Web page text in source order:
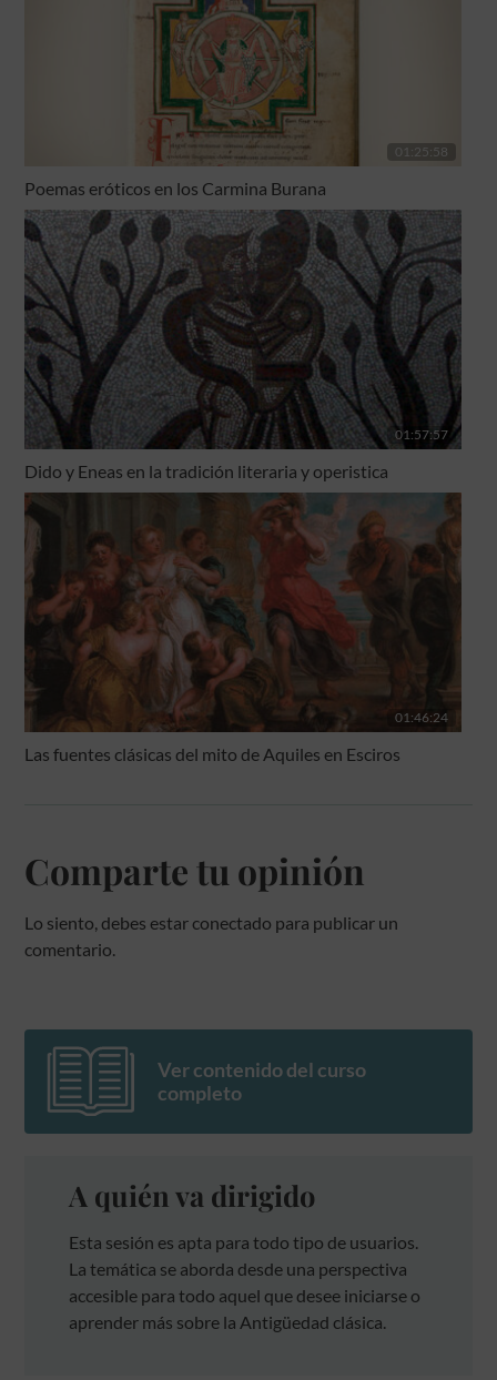
01:25:58
Poemas eróticos en los Carmina Burana
01:57:57
Dido y Eneas en la tradición literaria y operistica
01:46:24
Las fuentes clásicas del mito de Aquiles en Esciros
Comparte tu opinión
Lo siento, debes estar conectado para publicar un
comentario.
Ver contenido del curso
completo
A quién va dirigido
Esta sesión es apta para todo tipo de usuarios.
La temática se aborda desde una perspectiva
accesible para todo aquel que desee iniciarse o
aprender más sobre la Antigüedad clásica.